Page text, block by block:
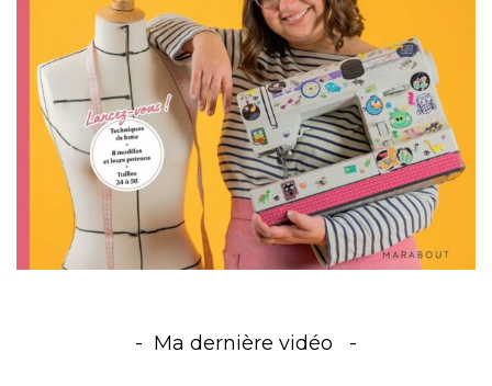
Ma dernière vidéo